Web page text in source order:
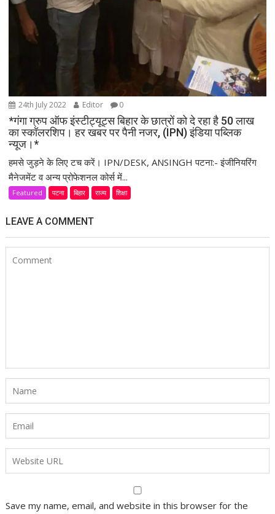
24th July 2022 Editor 0
*गंगा ग्रुप ऑफ इंस्टीट्यूट्स बिहार के छात्रों को दे रहा है 50 लाख
का स्कॉलरशिप। हर खबर पर पैनी नजर, (IPN) इंडिया पब्लिक
न्यूज।*
हमसे जुड़ने के लिए टच करें। IPN/DESK, ANSINGH पटना:- इंजीनियरिंग
मैनेजमेंट व अन्य प्रोफेशनल कोर्स में...
Featured पटना बिहार राज्य शिक्षा
LEAVE A COMMENT
Save my name, email, and website in this browser for the